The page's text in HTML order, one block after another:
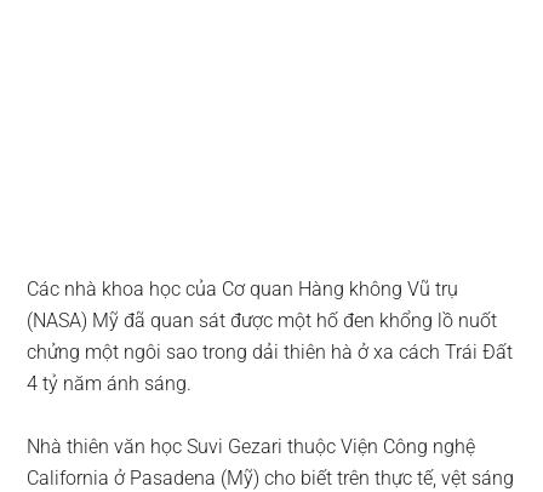
Các nhà khoa học của Cơ quan Hàng không Vũ trụ
(NASA) Mỹ đã quan sát được một hố đen khổng lồ nuốt
chửng một ngôi sao trong dải thiên hà ở xa cách Trái Đất
4 tỷ năm ánh sáng.
Nhà thiên văn học Suvi Gezari thuộc Viện Công nghệ
California ở Pasadena (Mỹ) cho biết trên thực tế, vệt sáng